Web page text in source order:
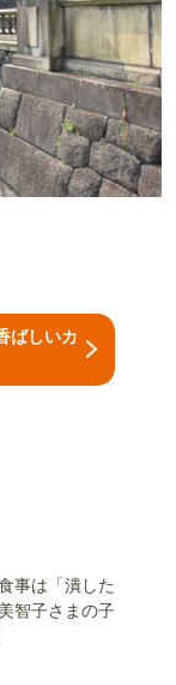
ばしいカ
事は「潰した
智子さまの子